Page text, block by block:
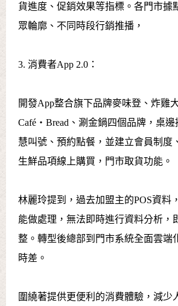
貨進度、促銷效果等指標。各門市據
眾輪廓、不同時段行銷推播，
3. 消費者App 2.0：
開發App整合旗下品牌麥味登、炸雞
Café‧Bread、涮金鍋四個品牌，桌
慧叫號、預約點餐，並建立會員制度
生鮮品項線上購買，門市取貨功能。
林麗玲提到，過去加盟主的POS資料
能做處理，無法即時進行資料分析，
整。轉型後總部到門市系統全面雲端
時差。
圍繞著提供更便利的消費體驗，減少